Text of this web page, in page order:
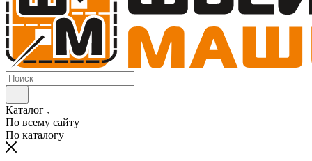
Каталог
По всему сайту
По каталогу